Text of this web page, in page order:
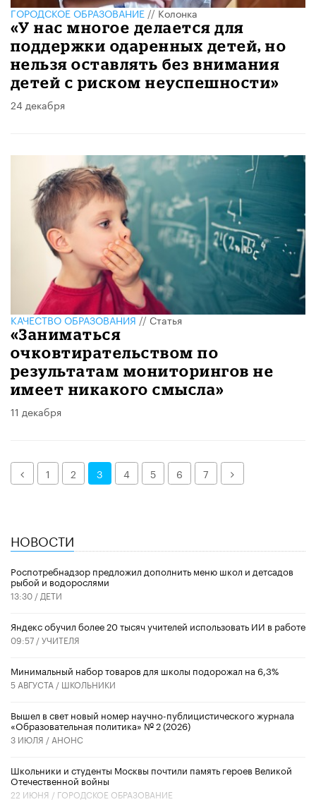
ГОРОДСКОЕ ОБРАЗОВАНИЕ//Колонка
«У нас многое делается для
поддержки одаренных детей, но
нельзя оставлять без внимания
детей с риском неуспешности»
24 декабря
КАЧЕСТВО ОБРАЗОВАНИЯ//Статья
«Заниматься
очковтирательством по
результатам мониторингов не
имеет никакого смысла»
11 декабря
Назад1 2 3 4 5 6 7 Далее
НОВОСТИ
Роспотребнадзор предложил дополнить меню школ и детсадов
рыбой и водорослями
13:30 / ДЕТИ
​Яндекс обучил более 20 тысяч учителей использовать ИИ в работе
09:57 /УЧИТЕЛЯ
Минимальный набор товаров для школы подорожал на 6,3%
5 АВГУСТА / ШКОЛЬНИКИ
Вышел в свет новый номер научно-публицистического журнала
«Образовательная политика» № 2 (2026)
3 ИЮЛЯ / АНОНС
Школьники и студенты Москвы почтили память героев Великой
Отечественной войны
22 ИЮНЯ / ГОРОДСКОЕ ОБРАЗОВАНИЕ